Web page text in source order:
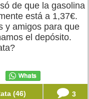
de que la gasolina
está a 1,37€.
y amigos para que
el depósito.
(46) 3